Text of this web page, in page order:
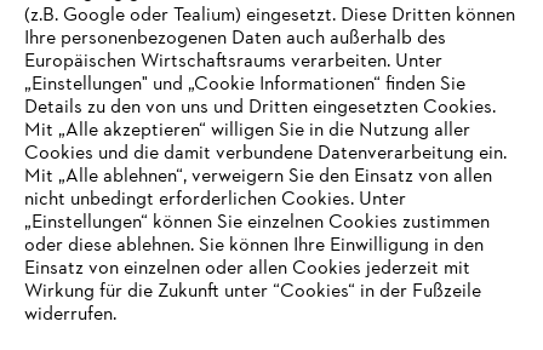
Allgemeine Geschäftsbedingungen Datenschutz
Impressum Cookies Rechtliche Informationen
STIHL Vertriebszentrale AG & Co. KG, D-64807 Dieburg
IHR BROWSER WIRD NICHT
UNTERSTÜTZT
(z.B. Google oder Tealium) eingesetzt. Diese Dritten können
Ihre personenbezogenen Daten auch außerhalb des
Europäischen Wirtschaftsraums verarbeiten. Unter
„Einstellungen" und „Cookie Informationen“ finden Sie
Details zu den von uns und Dritten eingesetzten Cookies.
Mit „Alle akzeptieren“ willigen Sie in die Nutzung aller
Cookies und die damit verbundene Datenverarbeitung ein.
Mit „Alle ablehnen“, verweigern Sie den Einsatz von allen
nicht unbedingt erforderlichen Cookies. Unter
„Einstellungen“ können Sie einzelnen Cookies zustimmen
oder diese ablehnen. Sie können Ihre Einwilligung in den
Einsatz von einzelnen oder allen Cookies jederzeit mit
Wirkung für die Zukunft unter “Cookies“ in der Fußzeile
widerrufen.